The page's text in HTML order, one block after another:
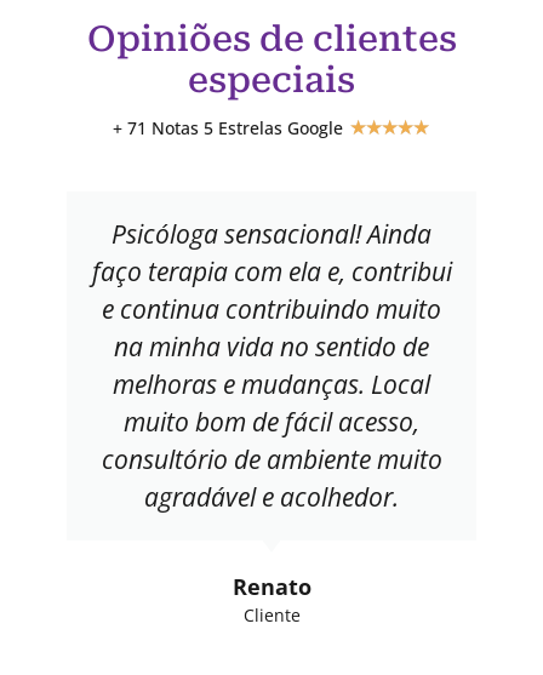
Opiniões de clientes
especiais
+ 71 Notas 5 Estrelas Google ★★★★★
Psicóloga sensacional! Ainda
faço terapia com ela e, contribui
e continua contribuindo muito
na minha vida no sentido de
melhoras e mudanças. Local
muito bom de fácil acesso,
consultório de ambiente muito
agradável e acolhedor.
Renato
Cliente